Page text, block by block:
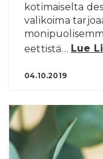
kotimaiselta
valikoima
eettistä… Lue
04.10.2019